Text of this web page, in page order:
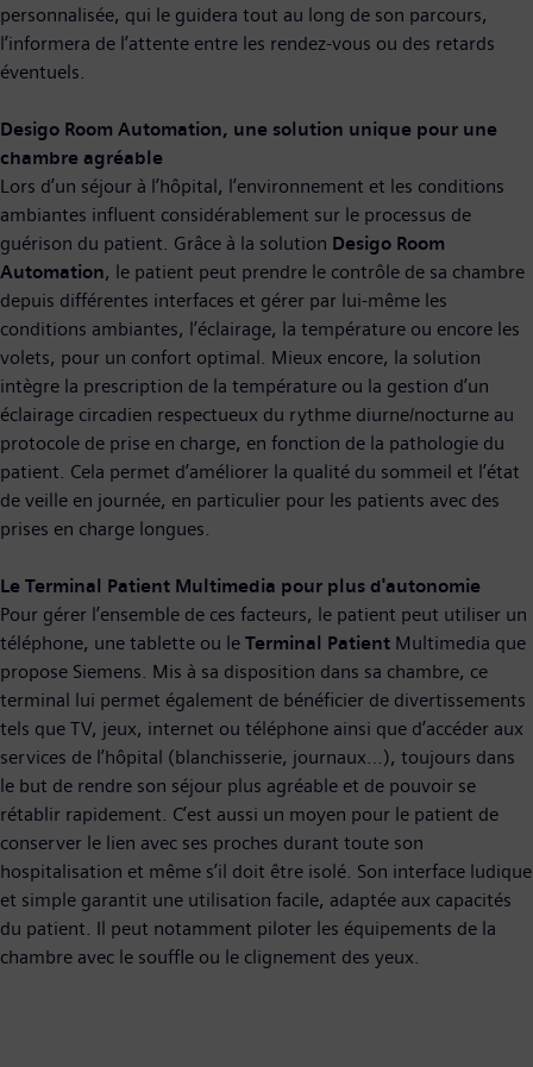
personnalisée, qui le guidera tout au long de son parcours,
l’informera de l’attente entre les rendez-vous ou des retards
éventuels.
Desigo Room Automation, une solution unique pour une
chambre agréable
Lors d’un séjour à l’hôpital, l’environnement et les conditions
ambiantes influent considérablement sur le processus de
guérison du patient. Grâce à la solution Desigo Room
Automation, le patient peut prendre le contrôle de sa chambre
depuis différentes interfaces et gérer par lui-même les
conditions ambiantes, l’éclairage, la température ou encore les
volets, pour un confort optimal. Mieux encore, la solution
intègre la prescription de la température ou la gestion d’un
éclairage circadien respectueux du rythme diurne/nocturne au
protocole de prise en charge, en fonction de la pathologie du
patient. Cela permet d’améliorer la qualité du sommeil et l’état
de veille en journée, en particulier pour les patients avec des
prises en charge longues.
Le Terminal Patient Multimedia pour plus d'autonomie
Pour gérer l’ensemble de ces facteurs, le patient peut utiliser un
téléphone, une tablette ou le Terminal Patient Multimedia que
propose Siemens. Mis à sa disposition dans sa chambre, ce
terminal lui permet également de bénéficier de divertissements
tels que TV, jeux, internet ou téléphone ainsi que d’accéder aux
services de l’hôpital (blanchisserie, journaux…), toujours dans
le but de rendre son séjour plus agréable et de pouvoir se
rétablir rapidement. C’est aussi un moyen pour le patient de
conserver le lien avec ses proches durant toute son
hospitalisation et même s’il doit être isolé. Son interface ludique
et simple garantit une utilisation facile, adaptée aux capacités
du patient. Il peut notamment piloter les équipements de la
chambre avec le souffle ou le clignement des yeux.